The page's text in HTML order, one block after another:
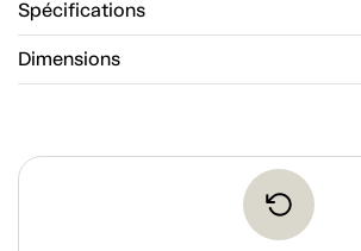
Spécifications
Dimensions